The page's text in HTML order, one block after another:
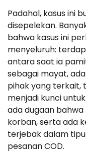
Padahal, kasus ini
disepelekan.
bahwa kasus ini
menyeluruh:
antara saat ia
sebagai mayat,
pihak yang terkait,
menjadi kunci
ada dugaan
korban, serta ada
terjebak dalam
pesanan COD.